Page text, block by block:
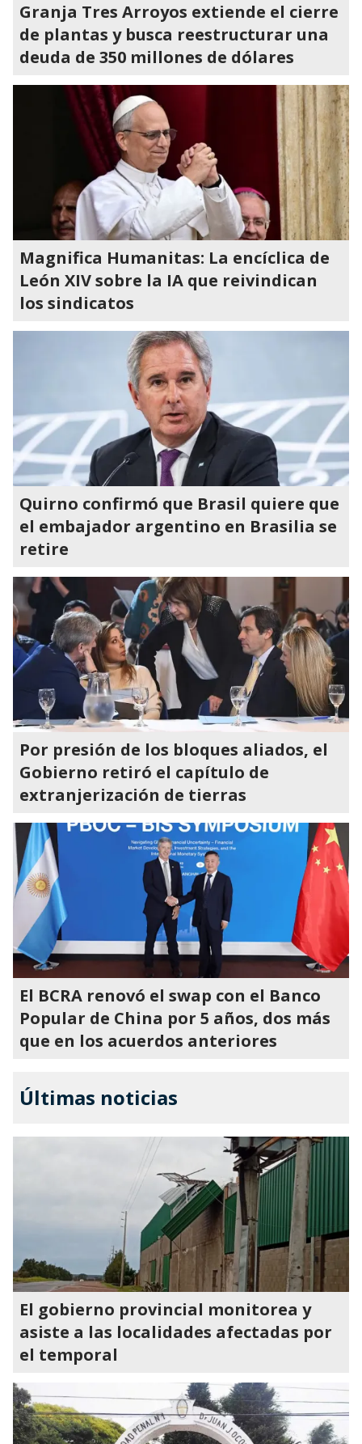
Granja Tres Arroyos extiende el cierre
de plantas y busca reestructurar una
deuda de 350 millones de dólares
Magnifica Humanitas: La encíclica de
León XIV sobre la IA que reivindican
los sindicatos
Quirno confirmó que Brasil quiere que
el embajador argentino en Brasilia se
retire
Por presión de los bloques aliados, el
Gobierno retiró el capítulo de
extranjerización de tierras
El BCRA renovó el swap con el Banco
Popular de China por 5 años, dos más
que en los acuerdos anteriores
Últimas noticias
El gobierno provincial monitorea y
asiste a las localidades afectadas por
el temporal